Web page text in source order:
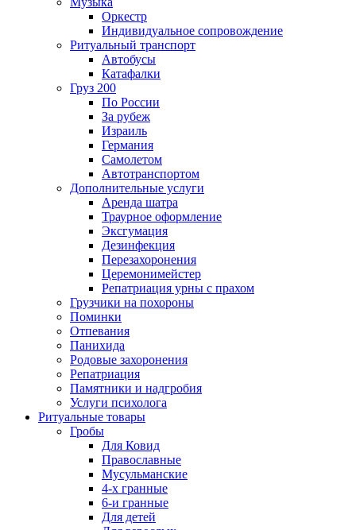
Оркестр
Индивидуальное сопровождение
Ритуальный транспорт
Автобусы
Катафалки
Груз 200
По России
За рубеж
Израиль
Германия
Самолетом
Автотранспортом
Дополнительные услуги
Аренда шатра
Траурное оформление
Эксгумация
Дезинфекция
Перезахоронения
Церемонимейстер
Репатриация урны с прахом
Грузчики на похороны
Поминки
Отпевания
Панихида
Родовые захоронения
Репатриация
Памятники и надгробия
Услуги психолога
Ритуальные товары
Гробы
Для Ковид
Православные
Мусульманские
4-х гранные
6-и гранные
Для детей